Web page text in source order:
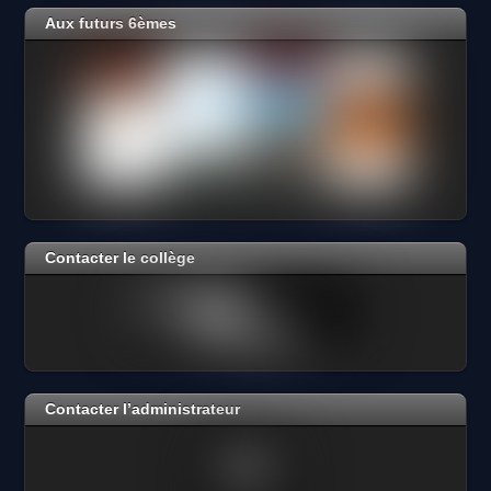
Aux futurs 6èmes
Contacter le collège
Contacter l’administrateur